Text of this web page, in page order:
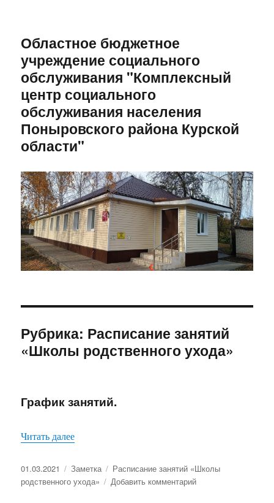
Областное бюджетное
учреждение социального
обслуживания "Комплексный
центр социального
обслуживания населения
Поныровского района Курской
области"
Рубрика: Расписание занятий
«Школы родственного ухода»
График занятий.
Читать далее«График занятий.»
Опубликовано
01.03.2021 Формат
Заметка Рубрики
Расписание занятий «Школы
родственного ухода»
Добавить комментарийк